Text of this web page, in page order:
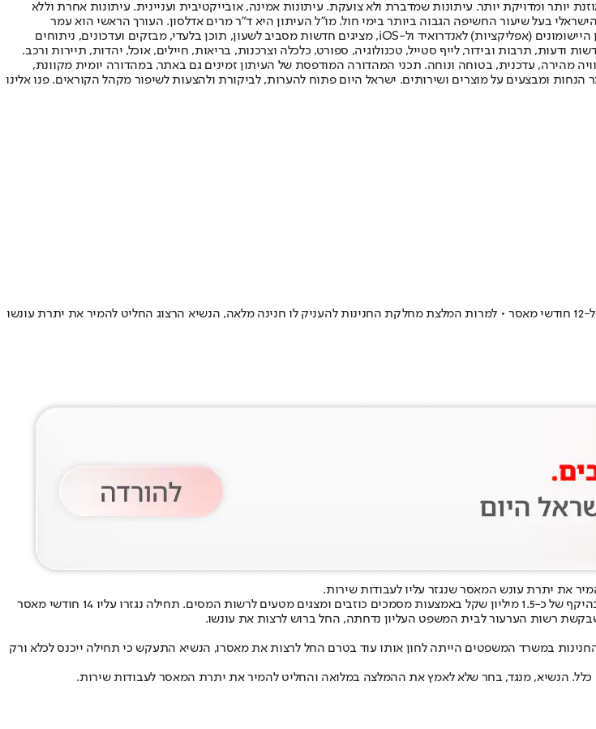
יותר ומדויקת יותר. עיתונות שמדברת ולא צועקת. עיתונות אמינה, אובייקטיבית ועניינית. עיתונות אחרת וללא
ב-30 ביולי 2007, וב-2010 הפך "ישראל היום" לעיתון הישראלי בעל שיעור החשיפה הגבוה ביותר בימי חול. מו"ל העיתון היא ד"ר מרים אדלסון. העורך הראשי הוא עמר
לחמנוביץ, והעורך המייסד הוא עמוס רגב. אתרי האינטרנט של "ישראל היום" בעברית ובאנגלית, כמו כן היישומונים (אפליקציות) לאנדרואיד ול-iOS, מציגים חדשות מסביב לשעון, תוכן בלעדי, מבזקים ועדכונים, ניתוחים
ודעות, תרבות ובידור, לייף סטייל, טכנולוגיה, ספורט, כלכלה וצרכנות, בריאות, חיילים, אוכל, יהדות, תיירות ורכב.
מהירה, עדכנית, בטוחה ונוחה. תכני המהדורה המודפסת של העיתון זמינים גם באתר, במהדורה יומית מקוונת,
ומבצעים על מוצרים ושירותים. ישראל היום פתוח להערות, לביקורת ולהצעות לשיפור מקהל הקוראים. פנו אלינו
נשיא התאחדות התעשיינים לשעבר, שרגא ברוש, הורשע בעבירות מס, זיוף וקבלת דבר במרמה, ונידון ל-12 חודשי מאסר • למרות המלצת מחלקת החנינות להעניק לו חנינה מלאה, הנשיא הרצוג החליט להמיר את יתרת עונשו
את יתרת עונש המאסר שנגזר עליו לעבודות שירות.
ברוש הורשע בעבירות מס, זיוף וקבלת דבר במרמה, לאחר שנקבע כי ניסה לקבל במרמה הטבות מס בהיקף של כ-1.5 מיליון שקל באמצעות מסמכים כוזבים ומצגים מטעים לרשות המסים. תחילה נגזרו עליו 14 חודשי מאסר
במשרד המשפטים הייתה לחון אותו עוד בטרם החל לרצות את מאסרו, הנשיא התעקש כי תחילה ייכנס לכלא ורק
הנשיא, מנגד, בחר שלא לאמץ את ההמלצה במלואה והחליט להמיר את יתרת המאסר לעבודות שירות.